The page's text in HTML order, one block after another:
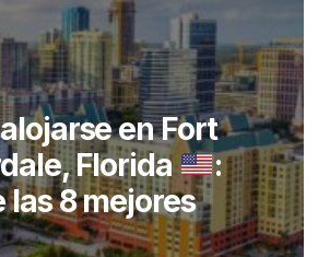
en Fort
Florida
:
las 8 mejores